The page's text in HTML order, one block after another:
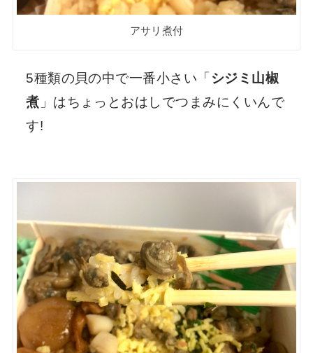
アサリ煮付
5種類の貝の中で一番小さい「 シジミ山椒
煮 」はちょっとおはしでつまみにくいんで
す!